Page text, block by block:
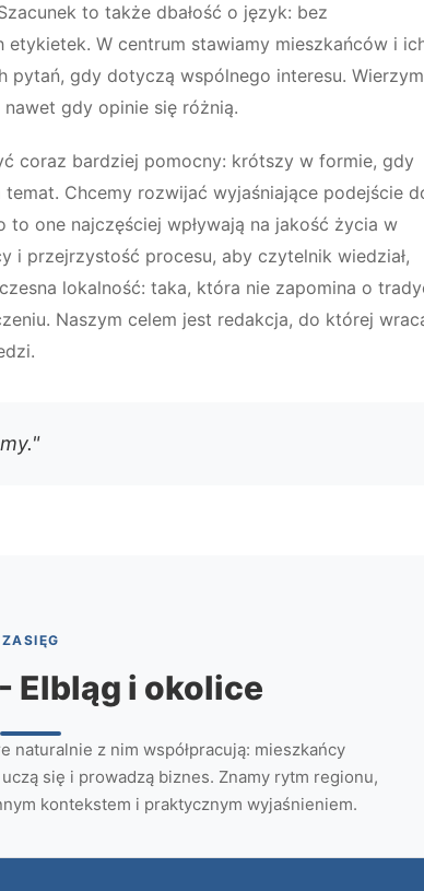
to także dbałość o język: bez
W centrum stawiamy mieszkańców i
pytań, gdy dotyczą wspólnego interesu.
nawet gdy opinie się różnią.
coraz bardziej pomocny: krótszy w formie, gdy
Chcemy rozwijać wyjaśniające podejście
one najczęściej wpływają na jakość życia w
i przejrzystość procesu, aby czytelnik wiedział,
lokalność: taka, która nie zapomina o
Naszym celem jest redakcja, do której
ZASIĘG
Elbląg i okolice
naturalnie z nim współpracują: mieszkańcy
się i prowadzą biznes. Znamy rytm regionu,
kontekstem i praktycznym wyjaśnieniem.